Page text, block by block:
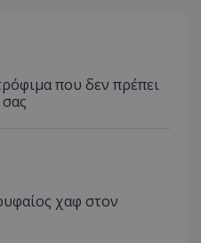
που δεν πρέπει
χαφ στον